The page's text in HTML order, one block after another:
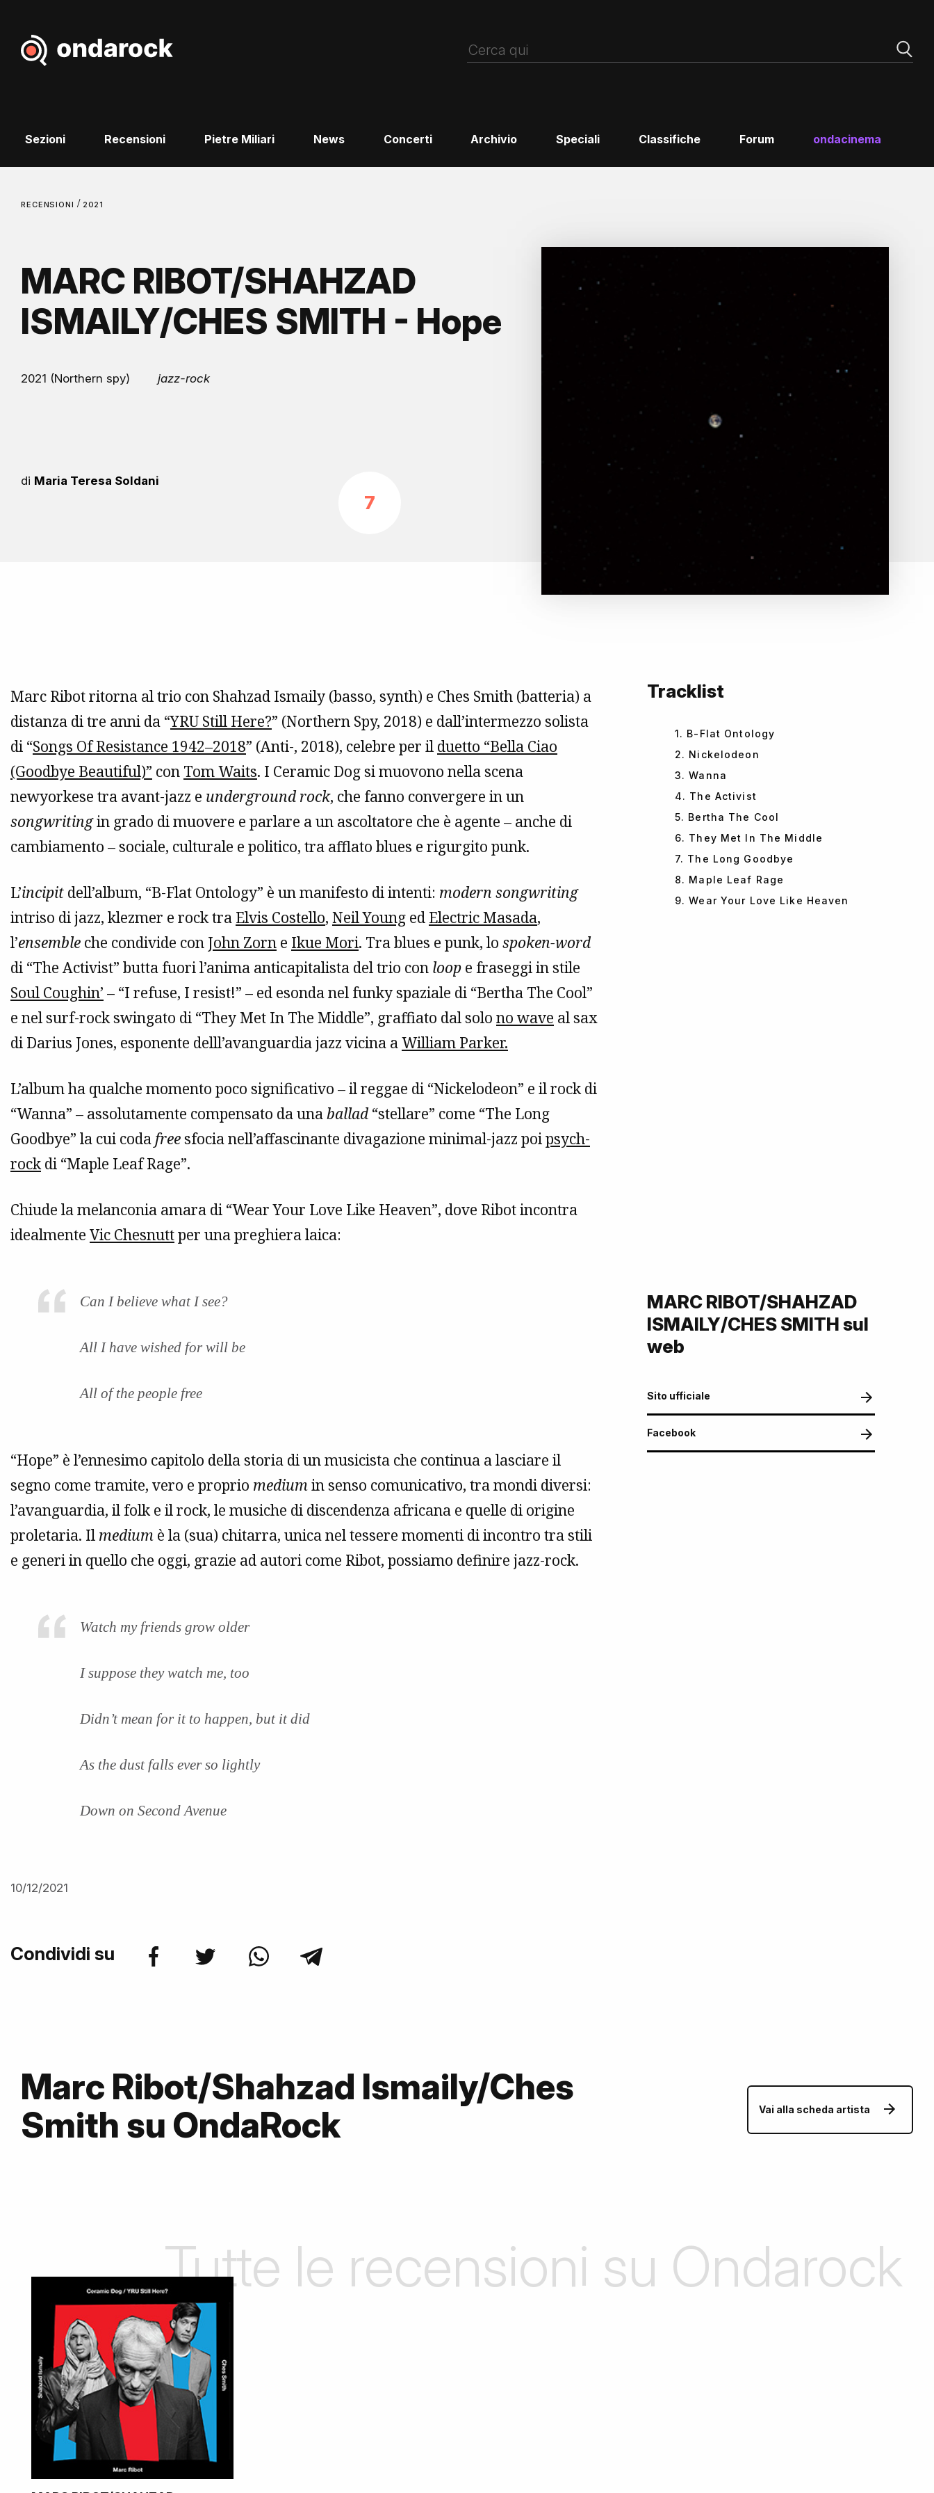
Sezioni Recensioni Pietre Miliari News Concerti Archivio Speciali Classifiche Forum ondacinema
RECENSIONI / 2021
MARC RIBOT/SHAHZAD
ISMAILY/CHES SMITH - Hope
2021 (Northern spy) jazz-rock
di Maria Teresa Soldani
7
Marc Ribot ritorna al trio con Shahzad Ismaily (basso, synth) e Ches Smith (batteria) a
distanza di tre anni da “YRU Still Here?” (Northern Spy, 2018) e dall’intermezzo solista
di “Songs Of Resistance 1942–2018” (Anti-, 2018), celebre per il duetto “Bella Ciao
(Goodbye Beautiful)” con Tom Waits. I Ceramic Dog si muovono nella scena
newyorkese tra avant-jazz e underground rock, che fanno convergere in un
songwritingin grado di muovere e parlare a un ascoltatore che è agente – anche di
cambiamento – sociale, culturale e politico, tra afflato blues e rigurgito punk.
L’incipit dell’album, “B-Flat Ontology” è un manifesto di intenti: modern songwriting
intriso di jazz, klezmer e rock tra Elvis Costello, Neil Young ed Electric Masada,
l’ensemble che condivide con John Zorn e Ikue Mori. Tra blues e punk, lo spoken-word
di “The Activist” butta fuori l’anima anticapitalista del trio con loop e fraseggi in stile
Soul Coughin’ – “I refuse, I resist!” – ed esonda nel funky spaziale di “Bertha The Cool”
e nel surf-rock swingato di “They Met In The Middle”, graffiato dal solo no wave al sax
di Darius Jones, esponente delll’avanguardia jazz vicina aWilliam Parker.
L’album ha qualche momento poco significativo – il reggae di “Nickelodeon” e il rock di
“Wanna” – assolutamente compensato da unaballad“stellare” come “The Long
Goodbye” la cui coda freesfocia nell’affascinante divagazione minimal-jazz poipsych-
rockdi “Maple Leaf Rage”.
Chiude la melanconia amara di “Wear Your Love Like Heaven”, dove Ribot incontra
idealmente Vic Chesnuttper una preghiera laica:
Can I believe what I see?
All I have wished for will be
All of the people free
“Hope” è l’ennesimo capitolo della storia di un musicista che continua a lasciare il
segno come tramite, vero e proprio mediumin senso comunicativo, tra mondi diversi:
l’avanguardia, il folk e il rock, le musiche di discendenza africana e quelle di origine
proletaria. Il medium è la (sua) chitarra, unica nel tessere momenti di incontro tra stili
e generi in quello che oggi, grazie ad autori come Ribot, possiamo definire jazz-rock.
Watch my friends grow older
I suppose they watch me, too
Didn’t mean for it to happen, but it did
As the dust falls ever so lightly
Down on Second Avenue
10/12/2021
Condividi su
Tracklist
1. B-Flat Ontology
2. Nickelodeon
3. Wanna
4. The Activist
5. Bertha The Cool
6. They Met In The Middle
7. The Long Goodbye
8. Maple Leaf Rage
9. Wear Your Love Like Heaven
MARC RIBOT/SHAHZAD
ISMAILY/CHES SMITH sul
web
Sito ufficiale
Facebook
Marc Ribot/Shahzad Ismaily/Ches
Smith su OndaRock
Vai alla scheda artista
Tutte le recensioni su Ondarock